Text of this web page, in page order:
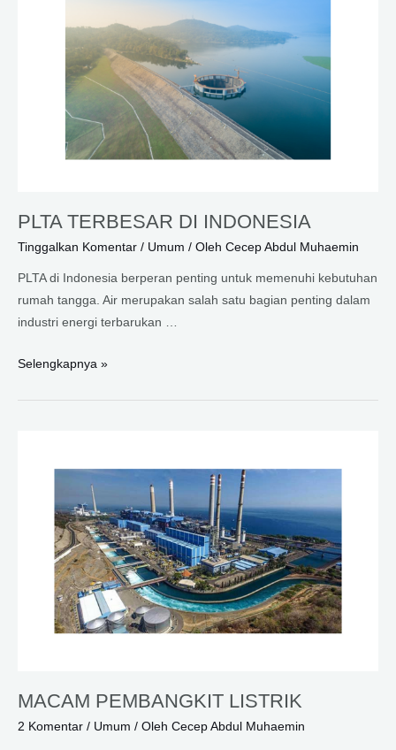
PLTA TERBESAR DI INDONESIA
Tinggalkan Komentar / Umum / Oleh Cecep Abdul Muhaemin
PLTA di Indonesia berperan penting untuk memenuhi kebutuhan
rumah tangga. Air merupakan salah satu bagian penting dalam
industri energi terbarukan …
PLTA
Selengkapnya »
MACAM PEMBANGKIT LISTRIK
2 Komentar / Umum / Oleh Cecep Abdul Muhaemin